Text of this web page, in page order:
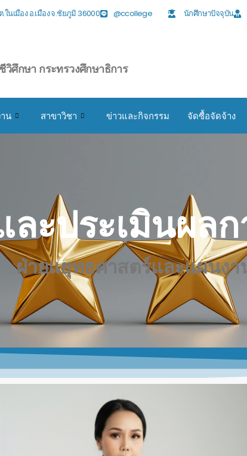
นเมือง อ.เมือง จ.ชัยภูมิ 36000 @ccollege นักศึกษาปัจจุบัน
ศึกษา กระทรวงศึกษาธิการ
น สาขาวิชา ข่าวและกิจกรรม จัดซื้อจัดจ้าง
ะประเมินผล
ฝ่ายแยุทธศาสตร์และแผนงา